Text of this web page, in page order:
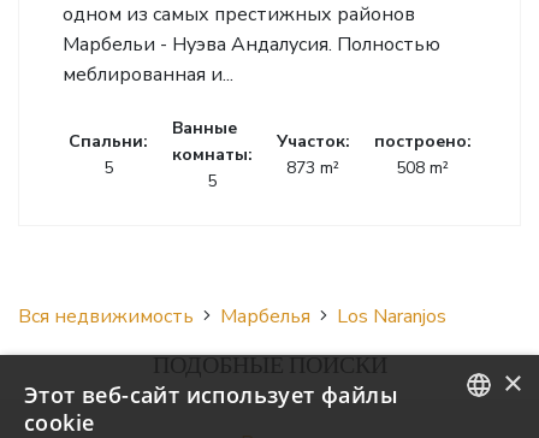
одном из самых престижных районов
Марбельи - Нуэва Андалусия. Полностью
меблированная и...
Cпальни:
5
Ванные
комнаты:
5
Участок:
873 m²
построено:
508 m²
Вся недвижимость Марбелья Los Naranjos
×
Этот веб-сайт использует файлы
cookie